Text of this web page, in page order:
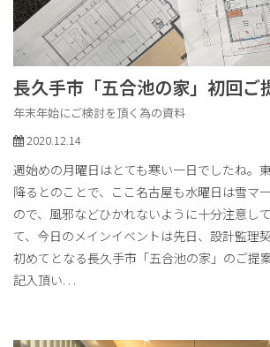
長久手市「五合池の家」初回ご
年末年始にご検討を頂く為の資料
2020.12.14
週始めの月曜日はとても寒い一日でしたね。
降るとのことで、ここ名古屋も水曜日は雪マ
ので、風邪などひかれないように十分注意し
て、今日のメインイベントは先日、設計監理
初めてとなる長久手市「五合池の家」のご提
記入頂い. . .